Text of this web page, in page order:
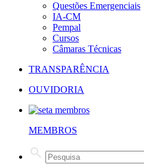
Questões Emergenciais
IA-CM
Pempal
Cursos
Câmaras Técnicas
TRANSPARÊNCIA
OUVIDORIA
MEMBROS